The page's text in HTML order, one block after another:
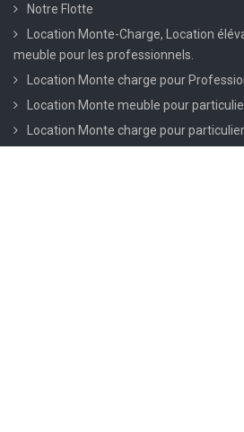
Notre Flotte
Location Monte-Charge, Location
meuble pour les professionnels.
Location Monte charge pour
Location Monte meuble pour
Location Monte charge pour